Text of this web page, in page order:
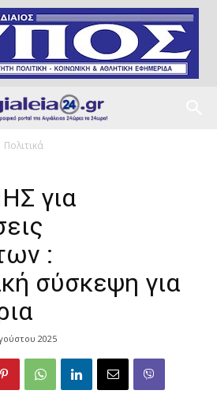
Πολιτικά
για
:
σύσκεψη για
2025